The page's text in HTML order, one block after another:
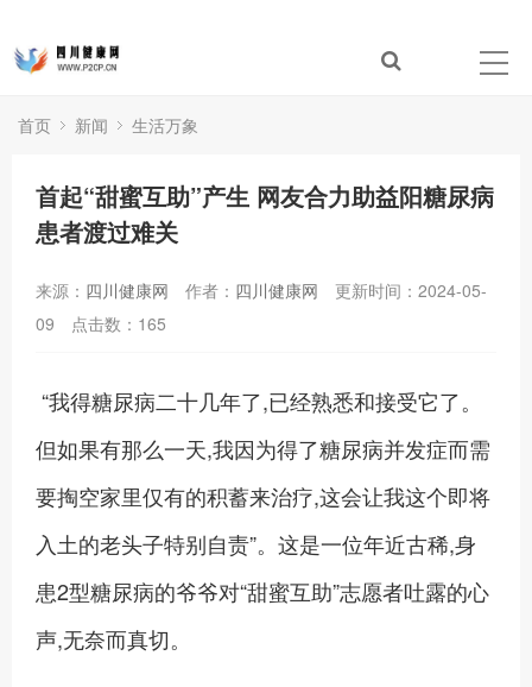
首页 新闻 生活万象
首起“甜蜜互助”产生 网友合力助益阳糖尿病
患者渡过难关
来源： 四川健康网 作者： 四川健康网
更新时间：2024-05-
09
点击数： 165
“我得糖尿病二十几年了,已经熟悉和接受它了。
但如果有那么一天,我因为得了糖尿病并发症而需
要掏空家里仅有的积蓄来治疗,这会让我这个即将
入土的老头子特别自责”。这是一位年近古稀,身
患2型糖尿病的爷爷对“甜蜜互助”志愿者吐露的心
声,无奈而真切。